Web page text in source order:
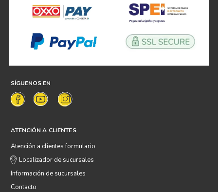
SÍGUENOS EN
ATENCIÓN A CLIENTES
Atención a clientes formulario
Localizador de sucursales
Información de sucursales
Contacto